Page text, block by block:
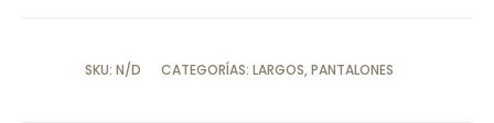
SKU: N/D CATEGORÍAS: LARGOS,PANTALONES